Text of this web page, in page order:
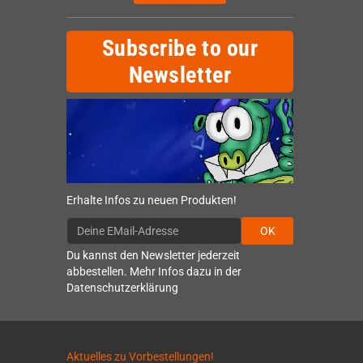
Subscribe to our
Newsletter
Erhalte Infos zu neuen Produkten!
OK
Du kannst den Newsletter jederzeit
abbestellen. Mehr Infos dazu in der
Datenschutzerklärung
Aktuelles zu Vorbestellungen!